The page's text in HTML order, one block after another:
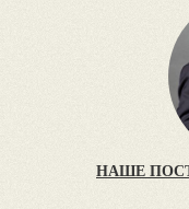
НАШЕ